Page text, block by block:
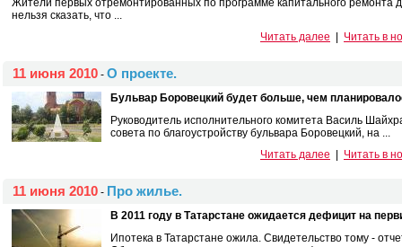
Жители первых отремонтированных по программе капитального ремонта
нельзя сказать, что ...
Читать далее
Читать в
11 июня 2010 - О проекте.
Бульвар Боровецкий будет больше, чем
Руководитель исполнительного комитета Василь
совета по благоустройству бульвара Боровецкий, на ...
Читать далее
Читать в
11 июня 2010 - Про жилье.
В 2011 году в Татарстане ожидается дефицит на
Ипотека в Татарстане ожила. Свидетельство тому -